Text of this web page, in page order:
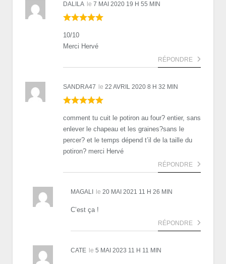
DALILA le 7 MAI 2020 19 H 55 MIN
10/10
Merci Hervé
RÉPONDRE
SANDRA47 le 22 AVRIL 2020 8 H 32 MIN
comment tu cuit le potiron au four? entier, sans
enlever le chapeau et les graines?sans le
percer? et le temps dépend t’il de la taille du
potiron? merci Hervé
RÉPONDRE
MAGALI le 20 MAI 2021 11 H 26 MIN
C’est ça !
RÉPONDRE
CATE le 5 MAI 2023 11 H 11 MIN